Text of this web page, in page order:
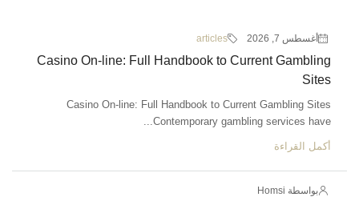
أغسطس 7, 2026 articles
Casino On-line: Full Handbook to Current Gambling
Sites
Casino On-line: Full Handbook to Current Gambling Sites
Contemporary gambling services have...
أكمل القراءة
بواسطة Homsi